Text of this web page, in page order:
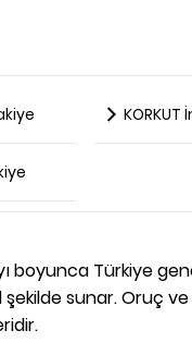
boyunca Türkiye
sunar. Oruç